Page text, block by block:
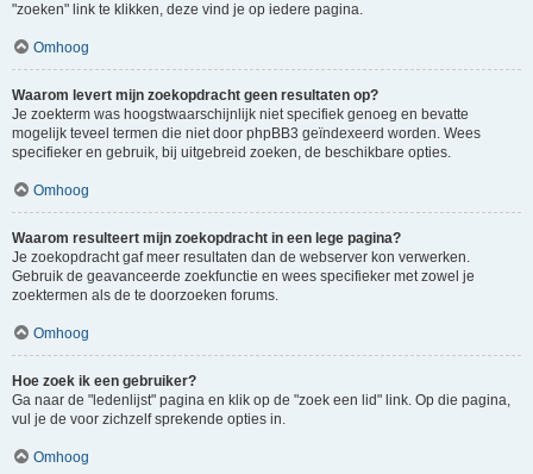
"zoeken" link te klikken, deze vind je op iedere pagina.
Omhoog
Waarom levert mijn zoekopdracht geen resultaten op?
Je zoekterm was hoogstwaarschijnlijk niet specifiek genoeg en bevatte
mogelijk teveel termen die niet door phpBB3 geïndexeerd worden. Wees
specifieker en gebruik, bij uitgebreid zoeken, de beschikbare opties.
Omhoog
Waarom resulteert mijn zoekopdracht in een lege pagina?
Je zoekopdracht gaf meer resultaten dan de webserver kon verwerken.
Gebruik de geavanceerde zoekfunctie en wees specifieker met zowel je
zoektermen als de te doorzoeken forums.
Omhoog
Hoe zoek ik een gebruiker?
Ga naar de "ledenlijst" pagina en klik op de "zoek een lid" link. Op die pagina,
vul je de voor zichzelf sprekende opties in.
Omhoog